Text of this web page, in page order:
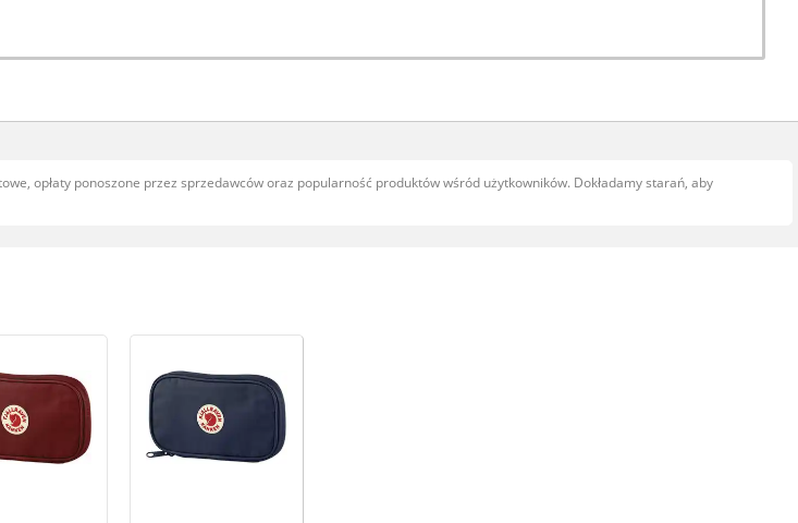
opłaty ponoszone przez sprzedawców oraz popularność produktów wśród użytkowników. Dokładamy starań, aby